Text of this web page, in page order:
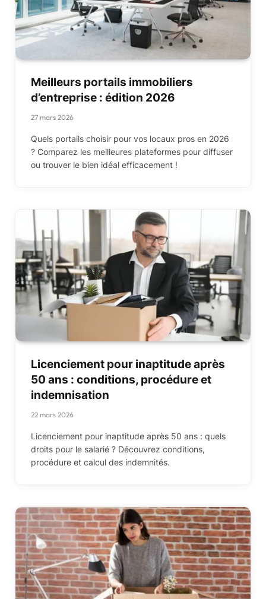
Meilleurs portails immobiliers
d’entreprise : édition 2026
27 mars 2026
Quels portails choisir pour vos locaux pros en 2026
? Comparez les meilleures plateformes pour diffuser
ou trouver le bien idéal efficacement !
Licenciement pour inaptitude après
50 ans : conditions, procédure et
indemnisation
22 mars 2026
Licenciement pour inaptitude après 50 ans : quels
droits pour le salarié ? Découvrez conditions,
procédure et calcul des indemnités.